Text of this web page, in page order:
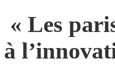
«​ Les
à